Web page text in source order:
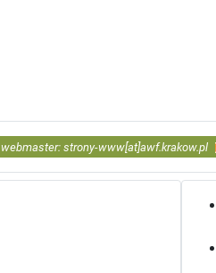
Instytucie Kultury w Krakowie
webmaster: strony-www[at]awf.krakow.pl